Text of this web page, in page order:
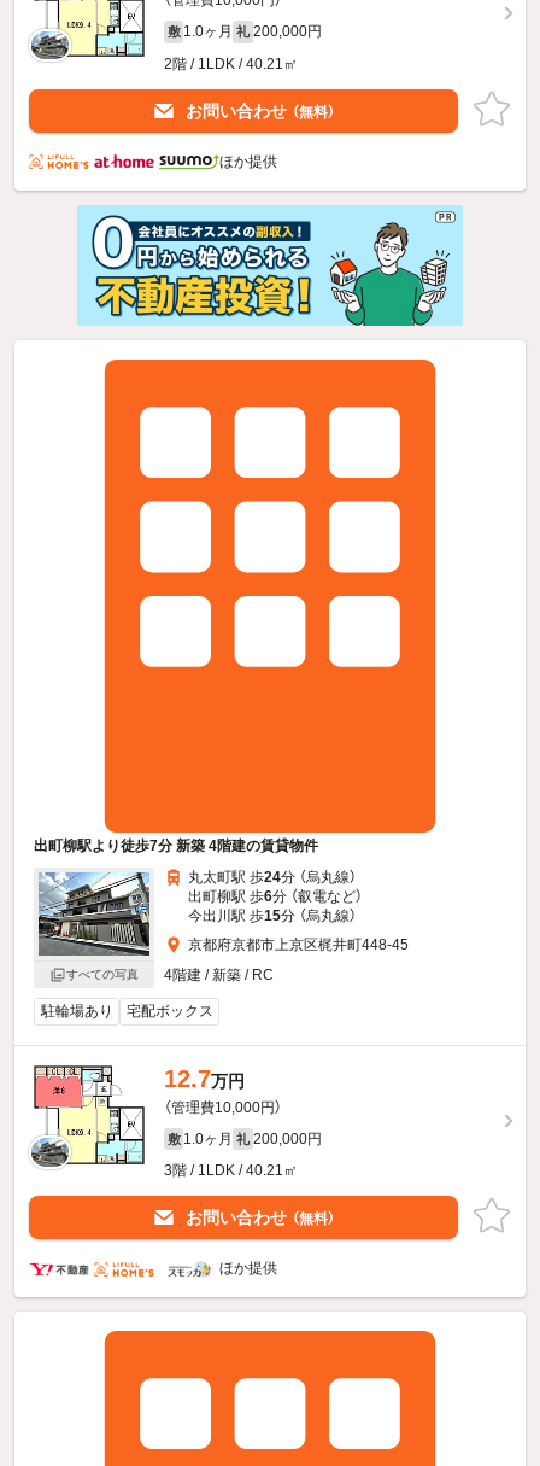
敷 1.0ヶ月 礼 200,000円
2階 / 1LDK / 40.21㎡
お問い合わせ （無料）
ほか提供
出町柳駅より徒歩7分 新築 4階建の賃貸物件
すべての写真
丸太町駅 歩24分 （烏丸線）
出町柳駅 歩6分 （叡電など）
今出川駅 歩15分 （烏丸線）
京都府京都市上京区梶井町448-45
4階建 / 新築 / RC
駐輪場あり 宅配ボックス
12.7万円
（管理費10,000円）
敷 1.0ヶ月 礼 200,000円
3階 / 1LDK / 40.21㎡
お問い合わせ （無料）
ほか提供